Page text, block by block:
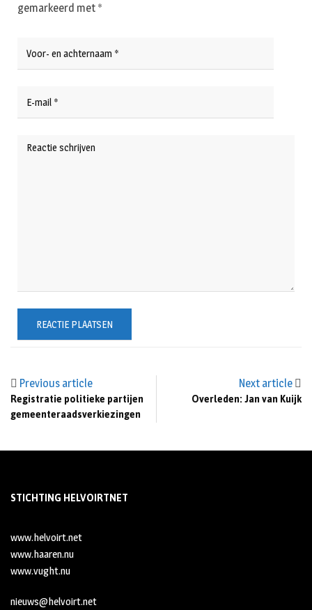
Previous article
Registratie politieke partijen
gemeenteraadsverkiezingen
Next article
Overleden: Jan van Kuijk
gemarkeerd met *
STICHTING HELVOIRTNET
www.helvoirt.net
www.haaren.nu
www.vught.nu
nieuws@helvoirt.net